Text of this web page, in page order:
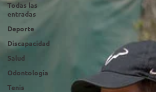
Todas las
entradas
Deporte
Discapacidad
Salud
Odontologia
Tenis